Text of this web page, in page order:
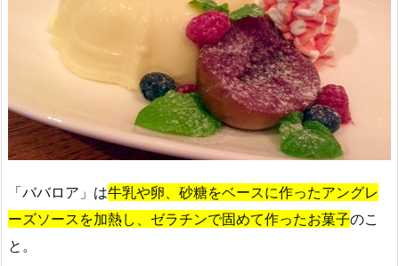
「ババロア」は牛乳や卵、砂糖をベースに作ったアングレ
ーズソースを加熱し、ゼラチンで固めて作ったお菓子のこ
と。